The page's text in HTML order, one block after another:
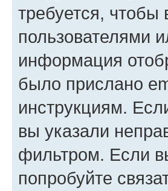
требуется,
пользователями
информация
было прислано
инструкциям.
вы указали
фильтром. Если
попробуйте